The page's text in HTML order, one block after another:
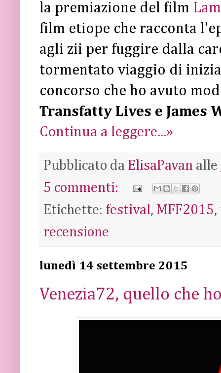
la premiazione del film
film etiope che racconta
agli zii per fuggire dalla
tormentato viaggio di
concorso che ho avuto
Transfatty Lives e James
Continua a leggere...»
Pubblicato da ElisaPavan alle
5 commenti:
Etichette: festival, MFF2015,
recensione
lunedì 14 settembre 2015
Venezia72, quello che